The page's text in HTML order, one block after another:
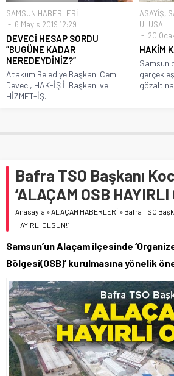
SAMSUN HABERLERİ
6 Mayıs 2019 12:29
DEVECİ HESAP SORDU
”BUGÜNE KADAR
NEREDEYDİNİZ?”
Atakum Belediye Başkanı Cemil
Deveci, HAK-İŞ İl Başkanı ve
HİZMET-İŞ...
ASAYİŞ,
ULUSAL
20
HAKİM
Samsun
Bafra TSO Başkanı
‘ALAÇAM OSB HAYIRLI
Anasayfa »ALAÇAM HABERLERİ » Bafra TSO
HAYIRLI OLSUN!’
Samsun’un Alaçam ilçesinde
Bölgesi(OSB)’ kurulmasına yönelik